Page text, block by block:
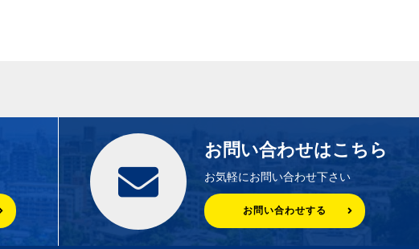
お問い合わせはこちら
お気軽にお問い合わせ下さい
お問い合わせする